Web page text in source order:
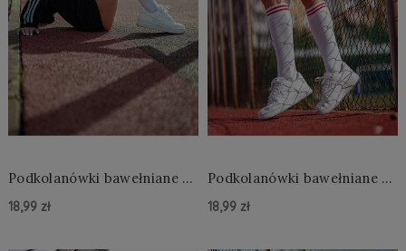
Podkolanówki bawełniane ze
18,99 zł
Podkolanówki bawełniane ze
18,99 zł